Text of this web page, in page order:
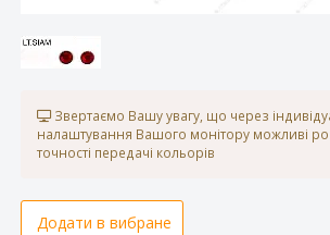
Звертаємо Вашу увагу, що через
налаштування Вашого монітору можливі
точності передачі кольорів
Додати в вибране